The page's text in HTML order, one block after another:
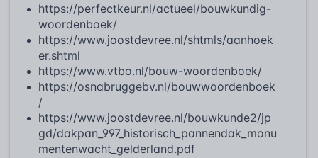
https://perfectkeur.nl/actueel/bouwkundig-
woordenboek/
https://www.joostdevree.nl/shtmls/aanhoek
er.shtml
https://www.vtbo.nl/bouw-woordenboek/
https://osnabruggebv.nl/bouwwoordenboek
/
https://www.joostdevree.nl/bouwkunde2/jp
gd/dakpan_997_historisch_pannendak_monu
mentenwacht_gelderland.pdf